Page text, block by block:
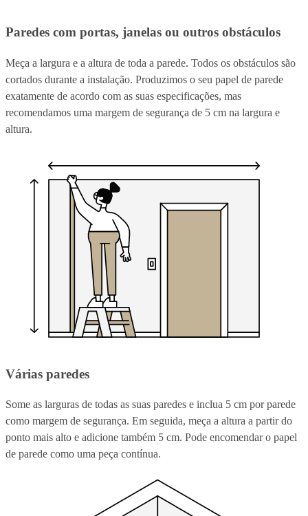
Paredes com portas, janelas ou outros obstáculos
Meça a largura e a altura de toda a parede. Todos os obstáculos são
cortados durante a instalação. Produzimos o seu papel de parede
exatamente de acordo com as suas especificações, mas
recomendamos uma margem de segurança de 5 cm na largura e
altura.
Várias paredes
Some as larguras de todas as suas paredes e inclua 5 cm por parede
como margem de segurança. Em seguida, meça a altura a partir do
ponto mais alto e adicione também 5 cm. Pode encomendar o papel
de parede como uma peça contínua.